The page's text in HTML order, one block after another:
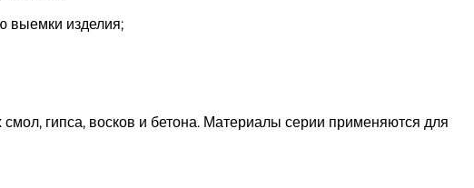
выемки изделия;
гипса, восков и бетона. Материалы серии применяются для